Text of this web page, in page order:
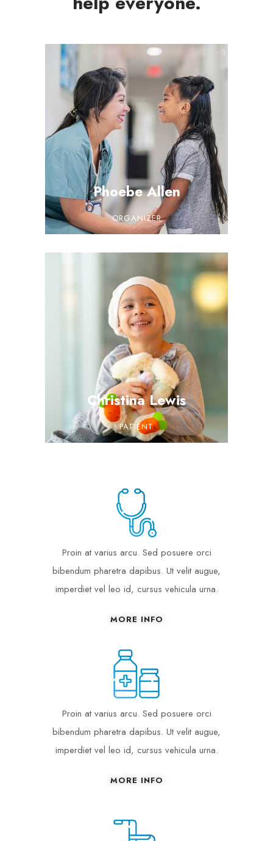
Phoebe Allen
ORGANIZER
Christina Lewis
PATIENT
Proin at varius arcu. Sed posuere orci
bibendum pharetra dapibus. Ut velit augue,
imperdiet vel leo id, cursus vehicula urna.
MORE INFO
Proin at varius arcu. Sed posuere orci
bibendum pharetra dapibus. Ut velit augue,
imperdiet vel leo id, cursus vehicula urna.
MORE INFO